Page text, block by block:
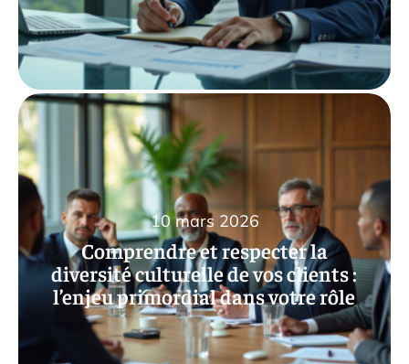
Comprendre et respecter la
diversité culturelle de vos clients :
l’enjeu primordial dans votre rôle
10 mars 2026